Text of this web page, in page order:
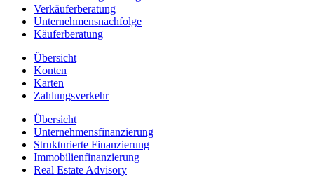
Verkäuferberatung
Unternehmensnachfolge
Käuferberatung
Übersicht
Konten
Karten
Zahlungsverkehr
Übersicht
Unternehmensfinanzierung
Strukturierte Finanzierung
Immobilienfinanzierung
Real Estate Advisory